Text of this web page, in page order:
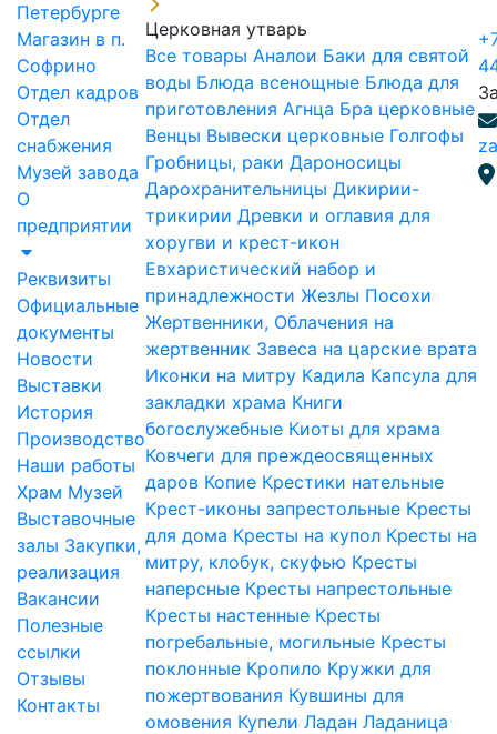
Петербурге
Магазин в п.
Софрино
Отдел кадров
Отдел
снабжения
Музей завода
О
предприятии
Реквизиты
Официальные
документы
Новости
Выставки
История
Производство
Наши работы
Храм Музей
Выставочные
залы Закупки,
реализация
Вакансии
Полезные
ссылки
Отзывы
Контакты
Церковная утварь
Все товары Аналои Баки для святой
воды Блюда всенощные Блюда для
приготовления Агнца Бра церковные
Венцы Вывески церковные Голгофы
Гробницы, раки Дароносицы
Дарохранительницы Дикирии-
трикирии Древки и оглавия для
хоругви и крест-икон
Евхаристический набор и
принадлежности Жезлы Посохи
Жертвенники, Облачения на
жертвенник Завеса на царские врата
Иконки на митру Кадила Капсула для
закладки храма Книги
богослужебные Киоты для храма
Ковчеги для преждеосвященных
даров Копие Крестики нательные
Крест-иконы запрестольные Кресты
для дома Кресты на купол Кресты на
митру, клобук, скуфью Кресты
наперсные Кресты напрестольные
Кресты настенные Кресты
погребальные, могильные Кресты
поклонные Кропило Кружки для
пожертвования Кувшины для
омовения Купели Ладан Ладаница